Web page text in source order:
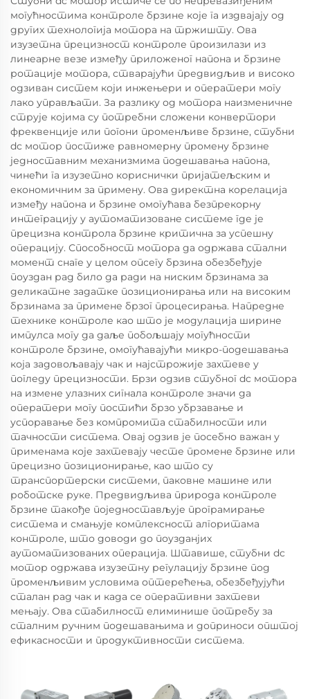
могућностима контроле брзине које га издвајају од
других технологија мотора на тржишту. Ова
изузетна прецизност контроле произилази из
линеарне везе између приложеног напона и брзине
ротације мотора, стварајући предвидљив и високо
одзиван систем који инжењери и оператери могу
лако управљати. За разлику од мотора наизменичне
струје којима су потребни сложени конвертори
фреквенције или погони променљиве брзине, стубни
dc мотор постиже равномерну промену брзине
једноставним механизмима подешавања напона,
чинећи га изузетно кориснички пријатељским и
економичним за примену. Ова директна корелација
између напона и брзине омогућава безпрекорну
интеграцију у аутоматизоване системе где је
прецизна контрола брзине критична за успешну
операцију. Способност мотора да одржава стални
момент снаге у целом опсегу брзина обезбеђује
поуздан рад било да ради на ниским брзинама за
деликатне задатке позиционирања или на високим
брзинама за примене брзог процесирања. Напредне
технике контроле као што је модулација ширине
импулса могу да даље побољшају могућности
контроле брзине, омогућавајући микро-подешавања
која задовољавају чак и најстрожије захтеве у
погледу прецизности. Брзи одзив стубног dc мотора
на измене улазних сигнала контроле значи да
оператери могу постићи брзо убрзавање и
успоравање без компромита стабилности или
тачности система. Овај одзив је посебно важан у
применама које захтевају честе промене брзине или
прецизно позиционирање, као што су
транспортерски системи, паковне машине или
роботске руке. Предвидљива природа контроле
брзине такође поједностављује програмирање
система и смањује комплексност алгоритама
контроле, што доводи до поузданјих
аутоматизованих операција. Штавише, стубни dc
мотор одржава изузетну регулацију брзине под
променљивим условима оптерећења, обезбеђујући
сталан рад чак и када се оперативни захтеви
мењају. Ова стабилност елиминише потребу за
сталним ручним подешавањима и доприноси општој
ефикасности и продуктивности система.